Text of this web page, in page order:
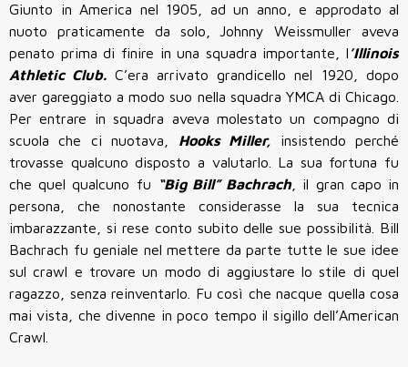
Giunto in America nel 1905, ad un anno, e approdato al
nuoto praticamente da solo, Johnny Weissmuller aveva
penato prima di finire in una squadra importante, l ’Illinois
Athletic Club. C’era arrivato grandicello nel 1920, dopo
aver gareggiato a modo suo nella squadra YMCA di Chicago.
Per entrare in squadra aveva molestato un compagno di
scuola che ci nuotava, Hooks Miller, insistendo perché
trovasse qualcuno disposto a valutarlo. La sua fortuna fu
che quel qualcuno fu
“Big Bill” Bachrach, il gran capo in
persona, che nonostante considerasse la sua tecnica
imbarazzante, si rese conto subito delle sue possibilità. Bill
Bachrach fu geniale nel mettere da parte tutte le sue idee
sul crawl e trovare un modo di aggiustare lo stile di quel
ragazzo, senza reinventarlo. Fu così che nacque quella cosa
mai vista, che divenne in poco tempo il sigillo dell’American
Crawl.